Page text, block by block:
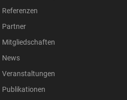
Referenzen
Partner
Mitgliedschaften
News
Veranstaltungen
Publikationen